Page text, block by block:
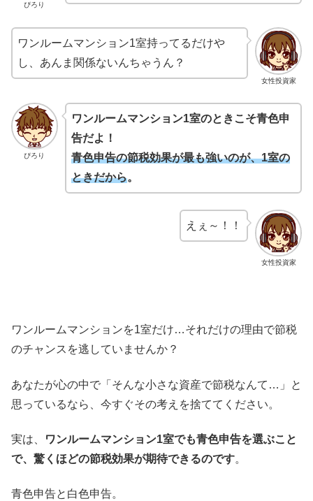
ぴろり
女性投資家
ワンルームマンション1室持ってるだけや
し、あんま関係ないんちゃうん？
ぴろり
ワンルームマンション1室のときこそ青色申
告だよ！
青色申告の節税効果が最も強いのが、1室の
ときだから。
女性投資家
えぇ～！！
ワンルームマンションを1室だけ…それだけの理由で節税
のチャンスを逃していませんか？
あなたが心の中で「そんな小さな資産で節税なんて…」と
思っているなら、今すぐその考えを捨ててください。
実は、
ワンルームマンション1室でも青色申告を選ぶこと
で、驚くほどの節税効果が期待できるのです。
青色申告と白色申告。